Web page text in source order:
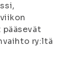
ry:ltä